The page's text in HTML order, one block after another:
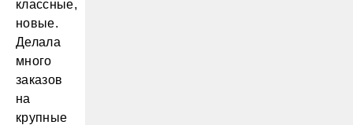
классные,
новые.
Делала
много
заказов
на
крупные